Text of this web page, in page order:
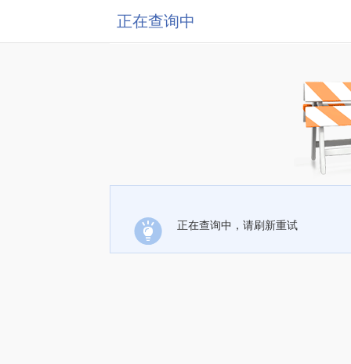
正在查询中
正在查询中，请刷新重试